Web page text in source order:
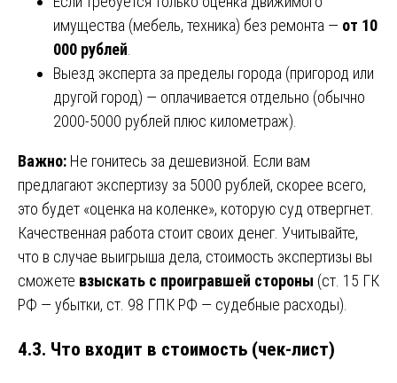
имущества (мебель, техника) без ремонта — от 10
000 рублей.
Выезд эксперта за пределы города (пригород или
другой город) — оплачивается отдельно (обычно
2000-5000 рублей плюс километраж).
Важно: Не гонитесь за дешевизной. Если вам
предлагают экспертизу за 5000 рублей, скорее всего,
это будет «оценка на коленке», которую суд отвергнет.
Качественная работа стоит своих денег. Учитывайте,
что в случае выигрыша дела, стоимость экспертизы вы
сможете взыскать с проигравшей стороны (ст. 15 ГК
РФ — убытки, ст. 98 ГПК РФ — судебные расходы).
4.3. Что входит в стоимость (чек-лист)